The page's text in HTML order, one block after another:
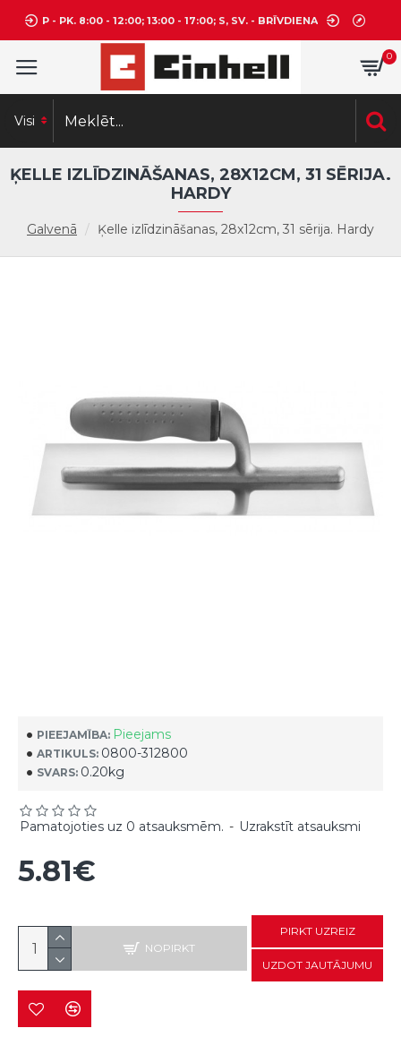
P - PK. 8:00 - 12:00; 13:00 - 17:00; S, SV. - BRĪVDIENA
0
Visi
Galvenā Ķelle izlīdzināšanas, 28x12cm, 31 sērija. Hardy
ĶELLE IZLĪDZINĀŠANAS, 28X12CM, 31 SĒRIJA.
HARDY
PIEEJAMĪBA: Pieejams
ARTIKULS: 0800-312800
SVARS: 0.20kg
Pamatojoties uz 0 atsauksmēm. - Uzrakstīt atsauksmi
5.81€
NOPIRKT
PIRKT UZREIZ
UZDOT JAUTĀJUMU